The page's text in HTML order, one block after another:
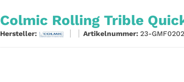
Colmic Rolling Trible
Hersteller: Artikelnummer: 23-